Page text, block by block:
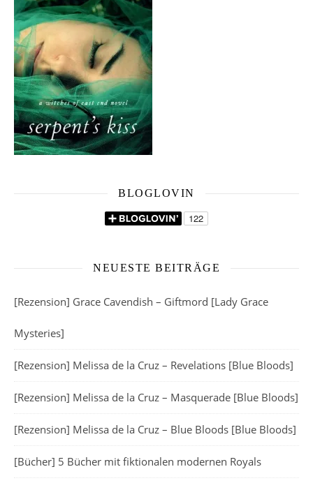
BLOGLOVIN
NEUESTE BEITRÄGE
[Rezension] Grace Cavendish – Giftmord [Lady Grace
Mysteries]
[Rezension] Melissa de la Cruz – Revelations [Blue Bloods]
[Rezension] Melissa de la Cruz – Masquerade [Blue Bloods]
[Rezension] Melissa de la Cruz – Blue Bloods [Blue Bloods]
[Bücher] 5 Bücher mit fiktionalen modernen Royals